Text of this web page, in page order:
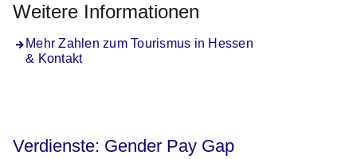
Weitere Informationen
Mehr Zahlen zum Tourismus in Hessen
& Kontakt
Verdienste: Gender Pay Gap